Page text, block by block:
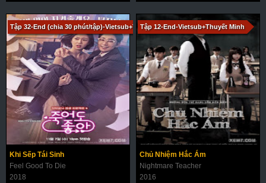
Tập 32-End (chia 30 phút/tập)-Vietsub+Thuyết Minh
Khi Sếp Tái Sinh
Feel Good To Die
2018
Tập 12-End-Vietsub+Thuyết Minh
Chủ Nhiệm Hắc Ám
Nightmare Teacher
2016